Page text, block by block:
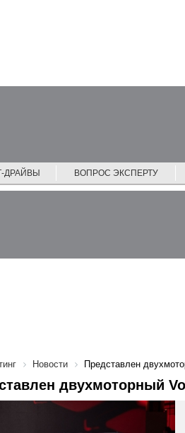
ДРАЙВЫ ВОПРОС ЭКСПЕРТУ
Новости Представлен
двухмоторный